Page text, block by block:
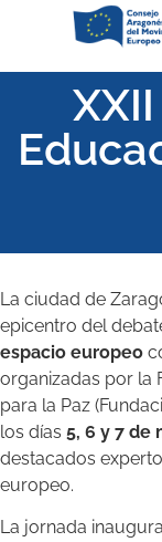
La ciudad de
epicentro del
espacio europeo
organizadas por la
para la Paz
los días 5, 6 y 7 de
destacados
europeo.
La jornada